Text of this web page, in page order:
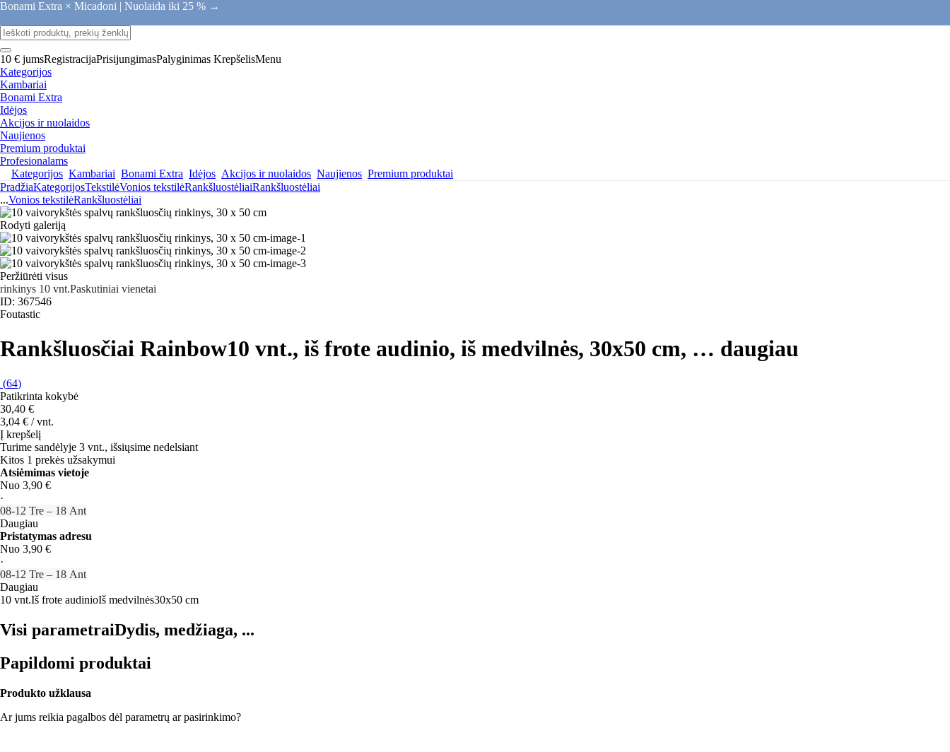
Bonami Extra × Micadoni | Nuolaida iki 25 % →
10 € jumsRegistracijaPrisijungimasPalyginimas KrepšelisMenu
Kategorijos
Kambariai
Bonami Extra
Idėjos
Akcijos ir nuolaidos
Naujienos
Premium produktai
Profesionalams
Kategorijos Kambariai Bonami Extra Idėjos Akcijos ir nuolaidos Naujienos Premium produktai
PradžiaKategorijosTekstilėVonios tekstilėRankšluostėliaiRankšluostėliai
...Vonios tekstilėRankšluostėliai
Rodyti galeriją
Peržiūrėti visus
rinkinys 10 vnt.Paskutiniai vienetai
ID: 367546
Foutastic
Rankšluosčiai Rainbow10 vnt., iš frote audinio, iš medvilnės, 30x50 cm, … daugiau
(64)
Patikrinta kokybė
30,40 €
3,04 € / vnt.
Į krepšelį
Turime sandėlyje 3 vnt., išsiųsime nedelsiant
Kitos 1 prekės užsakymui
Atsiėmimas vietoje
Nuo 3,90 €
·
08‑12 Tre – 18 Ant
Daugiau
Pristatymas adresu
Nuo 3,90 €
·
08‑12 Tre – 18 Ant
Daugiau
10 vnt.Iš frote audinioIš medvilnės30x50 cm
Visi parametraiDydis, medžiaga, ...
Papildomi produktai
Produkto užklausa
Ar jums reikia pagalbos dėl parametrų ar pasirinkimo?